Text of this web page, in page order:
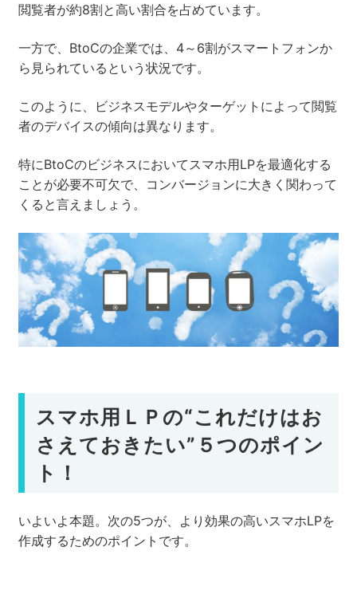
閲覧者が約8割と高い割合を占めています。
一方で、BtoCの企業では、4～6割がスマートフォンか
ら見られているという状況です。
このように、ビジネスモデルやターゲットによって閲覧
者のデバイスの傾向は異なります。
特にBtoCのビジネスにおいてスマホ用LPを最適化する
ことが必要不可欠で、コンバージョンに大きく関わって
くると言えましょう。
スマホ用ＬＰの“これだけはお
さえておきたい”５つのポイン
ト！
いよいよ本題。次の5つが、より効果の高いスマホLPを
作成するためのポイントです。